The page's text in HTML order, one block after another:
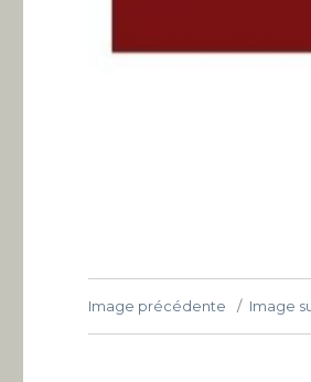
Image précédente Image